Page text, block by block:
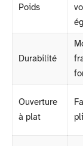
Poids
Durabilité
Ouverture
à plat